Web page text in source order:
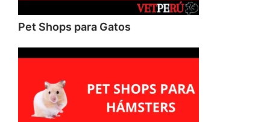
Pet Shops para Gatos